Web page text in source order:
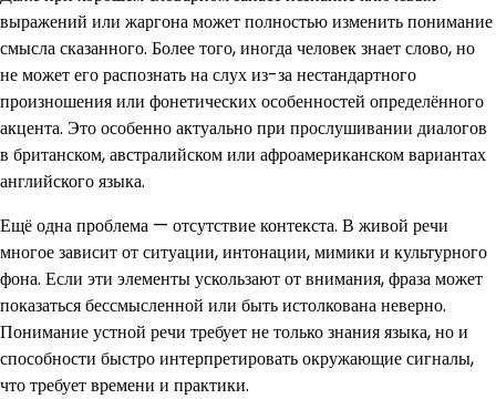
выражений или жаргона может полностью изменить понимание
смысла сказанного. Более того, иногда человек знает слово, но
не может его распознать на слух из-за нестандартного
произношения или фонетических особенностей определённого
акцента. Это особенно актуально при прослушивании диалогов
в британском, австралийском или афроамериканском вариантах
английского языка.
Ещё одна проблема — отсутствие контекста. В живой речи
многое зависит от ситуации, интонации, мимики и культурного
фона. Если эти элементы ускользают от внимания, фраза может
показаться бессмысленной или быть истолкована неверно.
Понимание устной речи требует не только знания языка, но и
способности быстро интерпретировать окружающие сигналы,
что требует времени и практики.